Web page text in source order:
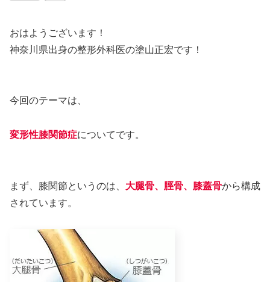
おはようございます！
神奈川県出身の整形外科医の塗山正宏です！
今回のテーマは、
変形性膝関節症についてです。
まず、膝関節というのは、 大腿骨、脛骨、膝蓋骨から構成
されています。